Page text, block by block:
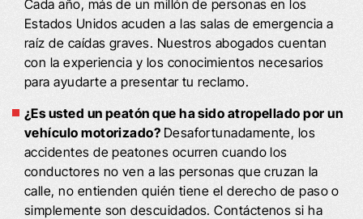
Cada año, más de un millón de personas en los
Estados Unidos acuden a las salas de emergencia a
raíz de caídas graves. Nuestros abogados cuentan
con la experiencia y los conocimientos necesarios
para ayudarte a presentar tu reclamo.
¿Es usted un peatón que ha sido atropellado por un
vehículo motorizado? Desafortunadamente, los
accidentes de peatones ocurren cuando los
conductores no ven a las personas que cruzan la
calle, no entienden quién tiene el derecho de paso o
simplemente son descuidados. Contáctenos si ha